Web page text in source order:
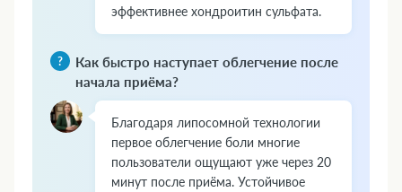
эффективнее хондроитин сульфата.
Как быстро наступает облегчение после
начала приёма?
Благодаря липосомной технологии
первое облегчение боли многие
пользователи ощущают уже через 20
минут после приёма. Устойчивое